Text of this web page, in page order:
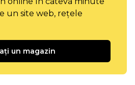
un site web, rețele
un magazin